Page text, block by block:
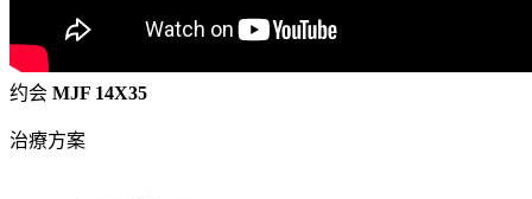
约会 MJF 14X35
治療方案